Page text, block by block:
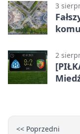
3
2
<< Poprzedni